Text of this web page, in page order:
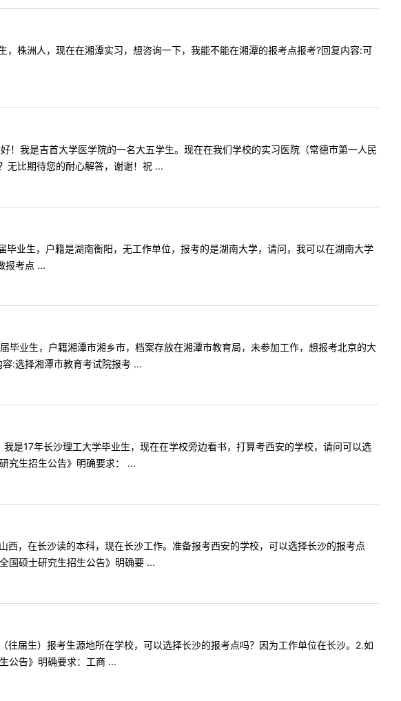
株洲人，现在在湘潭实习，想咨询一下，我能不能在湘潭的报考点报考?回复内容:可
我是吉首大学医学院的一名大五学生。现在在我们学校的实习医院（常德市第一人民
无比期待您的耐心解答，谢谢！祝 ...
业生，户籍是湖南衡阳，无工作单位，报考的是湖南大学，请问，我可以在湖南大学
报考点 ...
业生，户籍湘潭市湘乡市，档案存放在湘潭市教育局，未参加工作，想报考北京的大
:选择湘潭市教育考试院报考 ...
17年长沙理工大学毕业生，现在在学校旁边看书，打算考西安的学校，请问可以选
究生招生公告》明确要求： ...
，在长沙读的本科，现在长沙工作。准备报考西安的学校，可以选择长沙的报考点
国硕士研究生招生公告》明确要 ...
届生）报考生源地所在学校，可以选择长沙的报考点吗？因为工作单位在长沙。2.如
公告》明确要求：工商 ...